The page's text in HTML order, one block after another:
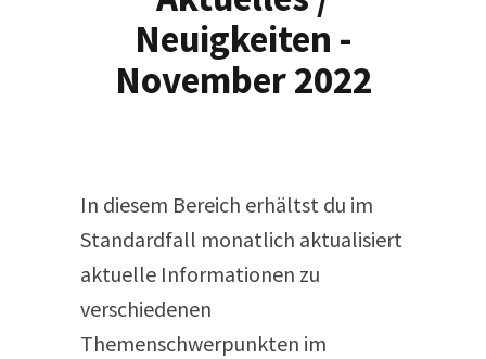
Neuigkeiten -
November 2022
In diesem Bereich erhältst du im
Standardfall monatlich aktualisiert
aktuelle Informationen zu
verschiedenen
Themenschwerpunkten im